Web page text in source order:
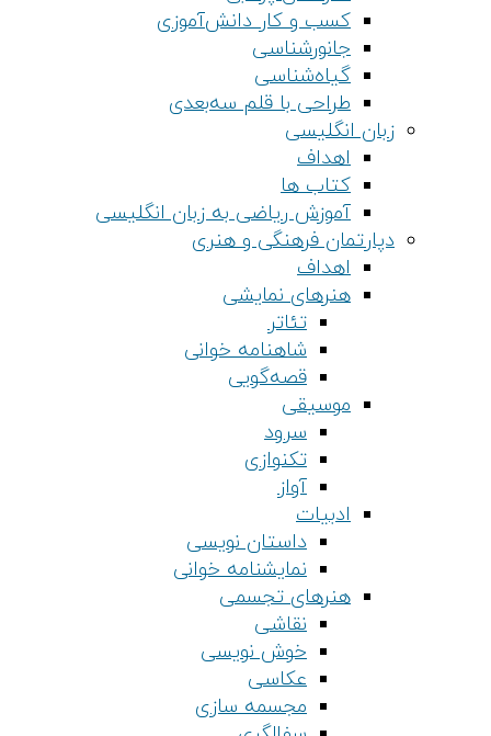
کسب و کار دانش‌آموزی
جانورشناسی
گیاه‌شناسی
طراحی با قلم سه‌بعدی
زبان انگلیسی
اهداف
کتاب ها
آموزش ریاضی به زبان انگلیسی
دپارتمان فرهنگی و هنری
اهداف
هنرهای نمایشی
تئاتر
شاهنامه خوانی
قصه‌گویی
موسیقی
سرود
تکنوازی
آواز
ادبیات
داستان نویسی
نمایشنامه خوانی
هنرهای تجسمی
نقاشی
خوش نویسی
عکاسی
مجسمه سازی